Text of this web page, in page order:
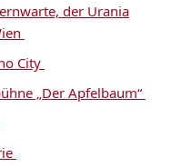
der Urania
City
„Der Apfelbaum“